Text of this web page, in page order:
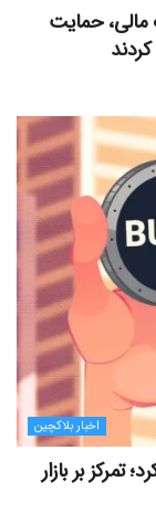
مالی، حمایت
اخبار بلاکچین
تمرکز بر بازار